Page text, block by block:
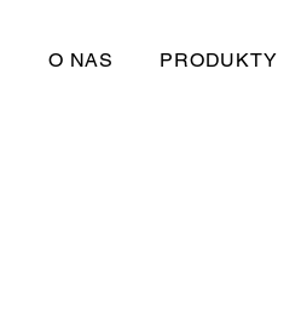
O NAS PRODUKTY